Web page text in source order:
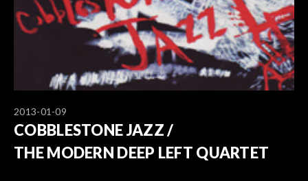
2013-01-09
COBBLESTONE JAZZ /
THE MODERN DEEP LEFT QUARTET